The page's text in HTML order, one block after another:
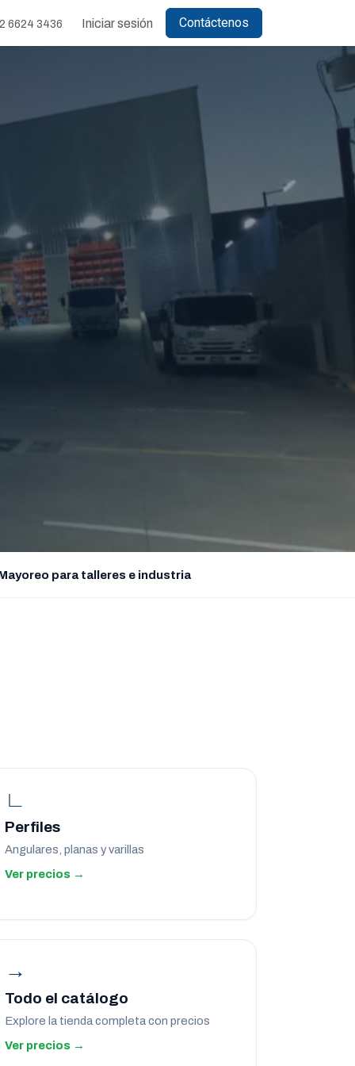
6624 3436 Iniciar sesión Contáctenos
para talleres e industria
∟
Perfiles
Angulares, planas y varillas
Ver precios →
→
Todo el catálogo
Explore la tienda completa con precios
Ver precios →